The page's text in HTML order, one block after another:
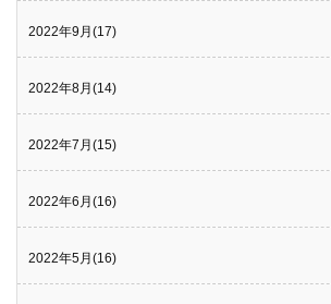
2022年9月(17)
2022年8月(14)
2022年7月(15)
2022年6月(16)
2022年5月(16)